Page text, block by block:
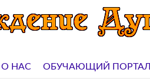
О НАС ОБУЧАЮЩИЙ ПОРТАЛ